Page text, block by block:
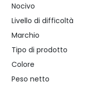
Nocivo
Livello di difficoltà
Marchio
Tipo di prodotto
Colore
Peso netto